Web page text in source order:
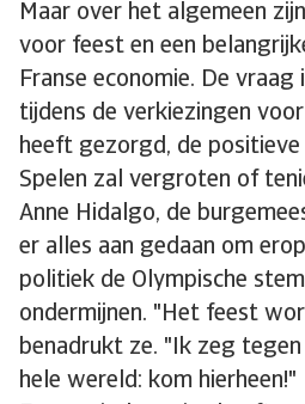
Maar over het algemeen
voor feest en een
Franse economie. De
tijdens de verkiezingen
heeft gezorgd, de positieve
Spelen zal vergroten of
Anne Hidalgo, de
er alles aan gedaan om
politiek de Olympische
ondermijnen. "Het feest
benadrukt ze. "Ik zeg
hele wereld: kom hierheen!"